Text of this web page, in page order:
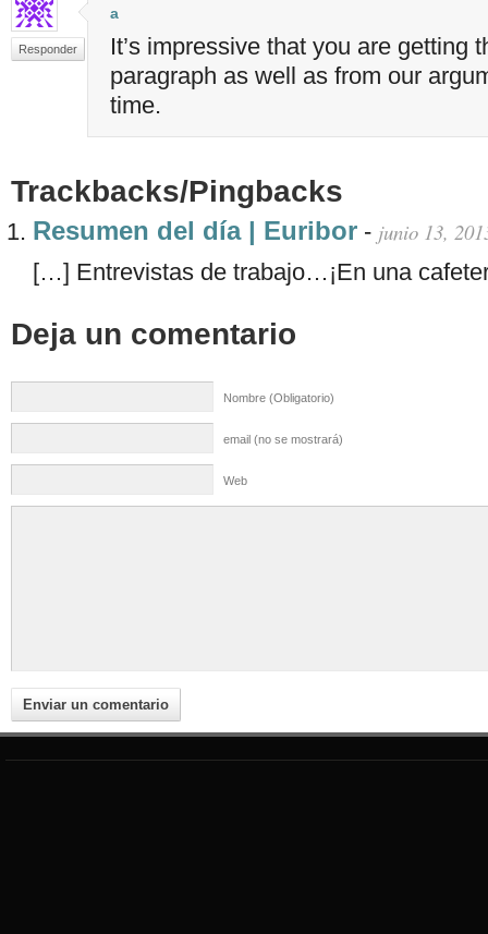
Responder
a
It’s impressive that you are getting
paragraph as well as from our
time.
Trackbacks/Pingbacks
Resumen del día | Euribor - junio 13,
[…] Entrevistas de trabajo…¡En una
Deja un comentario
Nombre (Obligatorio)
email (no se mostrará)
Web